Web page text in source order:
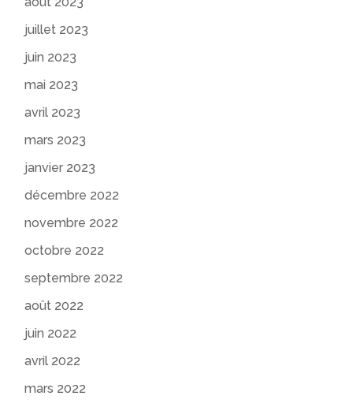
juillet 2023
juin 2023
mai 2023
avril 2023
mars 2023
janvier 2023
décembre 2022
novembre 2022
octobre 2022
septembre 2022
août 2022
juin 2022
avril 2022
mars 2022